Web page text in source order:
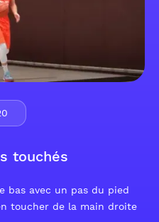
touchés
bas avec un pas du pied
toucher de la main droite